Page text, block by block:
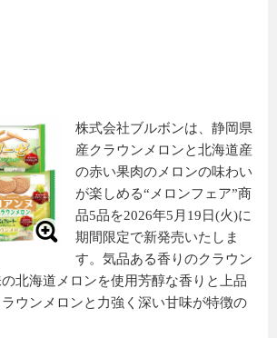
株式会社ブルボンは、静岡県
産クラウンメロンと北海道産
の赤い果肉のメロンの味わい
が楽しめる“メロンフェア”商
品5品を2026年5月19日(火)に
期間限定で新発売いたしま
す。気品ある香りのクラウン
北海道メロンを使用芳醇な香りと上品
ウンメロンと力強く深い甘味が特徴の